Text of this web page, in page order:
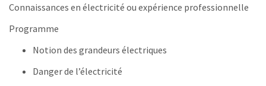
Connaissances en électricité ou expérience professionnelle
Programme
Notion des grandeurs électriques
Danger de l’électricité